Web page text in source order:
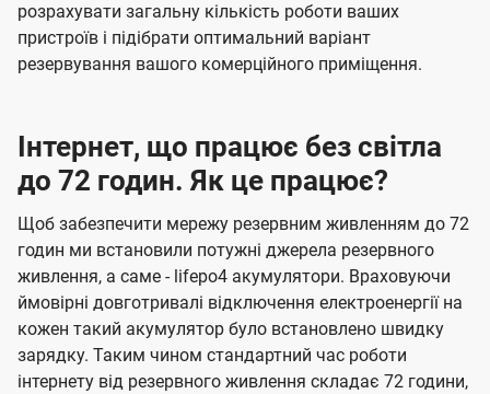
розрахувати загальну кількість роботи ваших
пристроїв і підібрати оптимальний варіант
резервування вашого комерційного приміщення.
Інтернет, що працює без світла
до 72 годин. Як це працює?
Щоб забезпечити мережу резервним живленням до 72
годин ми встановили потужні джерела резервного
живлення, а саме - lifepo4 акумулятори. Враховуючи
ймовірні довготривалі відключення електроенергії на
кожен такий акумулятор було встановлено швидку
зарядку. Таким чином стандартний час роботи
інтернету від резервного живлення складає 72 години,